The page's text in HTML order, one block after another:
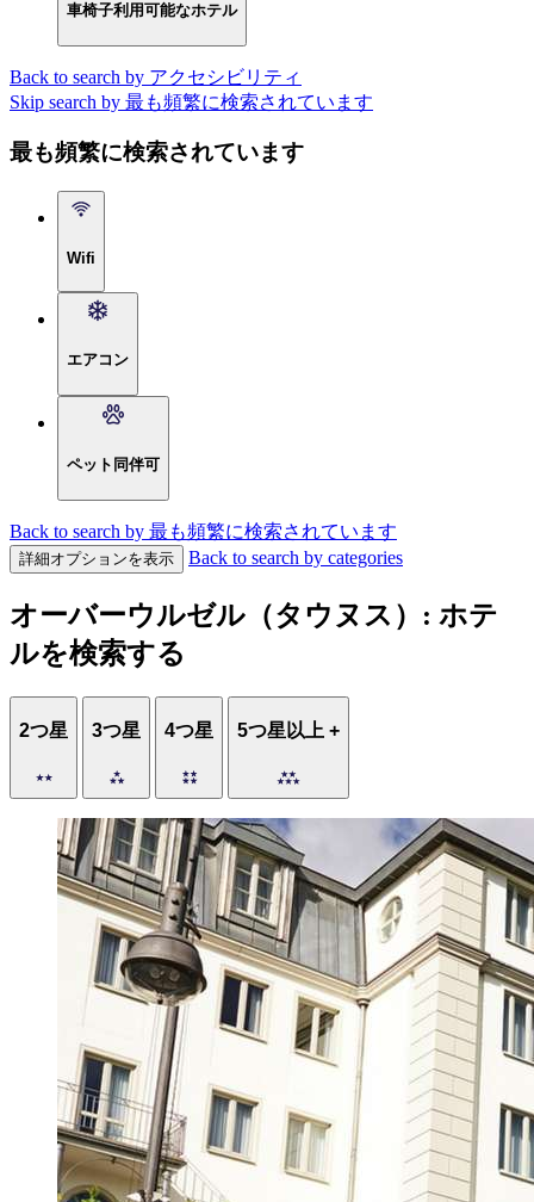
車椅子利用可能なホテル
Back to search by アクセシビリティ
Skip search by 最も頻繁に検索されています
最も頻繁に検索されています
Wifi
エアコン
ペット同伴可
Back to search by 最も頻繁に検索されています
詳細オプションを表示 Back to search by categories
オーバーウルゼル（タウヌス）: ホテ
ルを検索する
2つ星 3つ星 4つ星 5つ星以上 +